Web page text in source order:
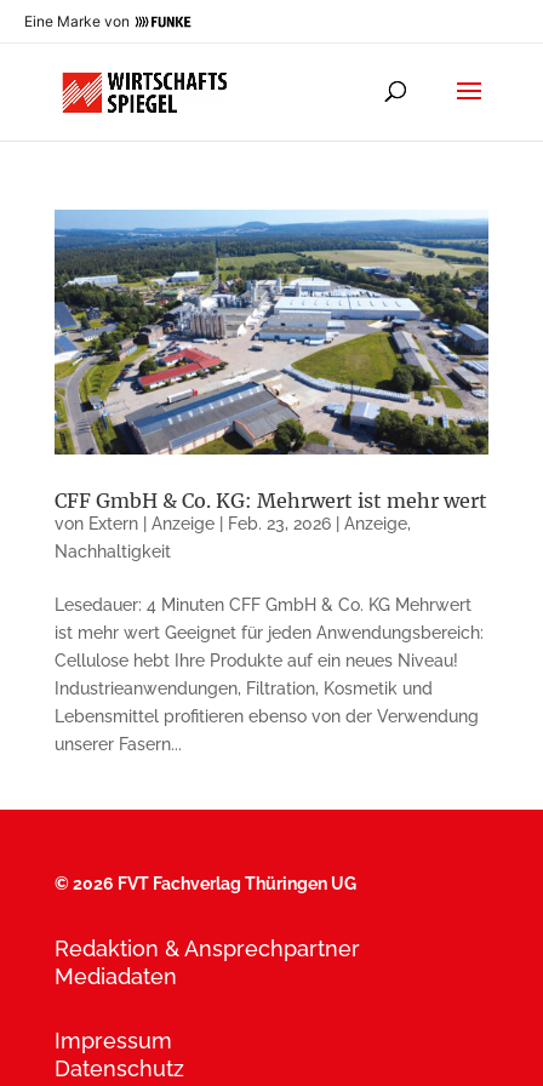
Eine Marke von
CFF GmbH & Co. KG: Mehrwert ist mehr wert
von Extern | Anzeige| Feb. 23, 2026| Anzeige,
Nachhaltigkeit
Lesedauer: 4 Minuten CFF GmbH & Co. KG Mehrwert
ist mehr wert Geeignet für jeden Anwendungsbereich:
Cellulose hebt Ihre Produkte auf ein neues Niveau!
Industrieanwendungen, Filtration, Kosmetik und
Lebensmittel profitieren ebenso von der Verwendung
unserer Fasern...
©2026 FVT Fachverlag Thüringen UG
Redaktion & Ansprechpartner
Mediadaten
Impressum
Datenschutz